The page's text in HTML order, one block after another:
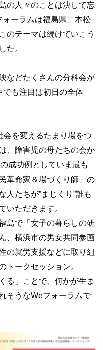
の人々のことは決して忘
ーラムは福島県二本松
のテーマは続けていこう
た。
などたくさんの分科会が
でも注目は初日の全体
会を変えるたまり場をつ
、障害児の母たちの会か
成功例としていま最も
革命家＆場づくり師」の
人たちが”まじくり”誰も
いただきます。
島で「女子の暮らしの研
、横浜市の男女共同参画
の就労支援などに取り組
トークセッション。
る」ことで、何かが生ま
そうなWeフォーラムで